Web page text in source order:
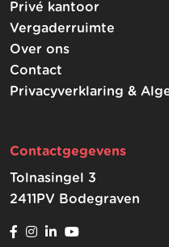
Privé kantoor
Vergaderruimte
Over ons
Contact
Privacyverklaring &
Contactgegevens
Tolnasingel 3
2411PV Bodegraven